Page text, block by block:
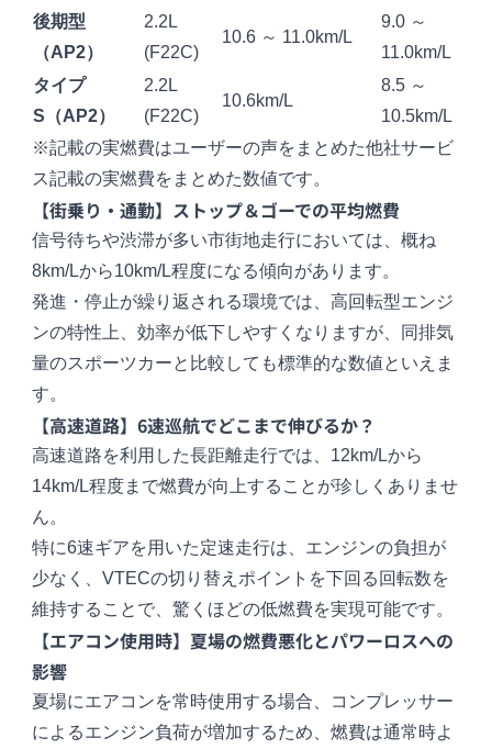
後期型
（AP2）
2.2L
(F22C)
10.6 ～ 11.0km/L
9.0 ～
11.0km/L
タイプ
S（AP2）
2.2L
(F22C)
10.6km/L
8.5 ～
10.5km/L
※記載の実燃費はユーザーの声をまとめた他社サービ
ス記載の実燃費をまとめた数値です。
【街乗り・通勤】ストップ＆ゴーでの平均燃費
信号待ちや渋滞が多い市街地走行においては、概ね
8km/Lから10km/L程度になる傾向があります。
発進・停止が繰り返される環境では、高回転型エンジ
ンの特性上、効率が低下しやすくなりますが、同排気
量のスポーツカーと比較しても標準的な数値といえま
す。
【高速道路】6速巡航でどこまで伸びるか？
高速道路を利用した長距離走行では、12km/Lから
14km/L程度まで燃費が向上することが珍しくありませ
ん。
特に6速ギアを用いた定速走行は、エンジンの負担が
少なく、VTECの切り替えポイントを下回る回転数を
維持することで、驚くほどの低燃費を実現可能です。
【エアコン使用時】夏場の燃費悪化とパワーロスへの
影響
夏場にエアコンを常時使用する場合、コンプレッサー
によるエンジン負荷が増加するため、燃費は通常時よ